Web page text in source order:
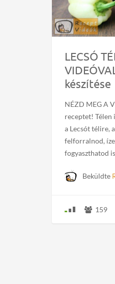
LECSÓ
készítése
NÉZD MEG A
receptet! Télen
a Lecsót télire,
felforralnod,
fogyaszthatod
Beküldte
159